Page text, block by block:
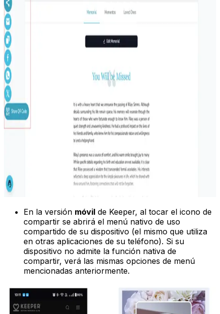
En la versión móvil de Keeper, al tocar el icono de
compartir se abrirá el menú nativo de uso
compartido de su dispositivo (el mismo que utiliza
en otras aplicaciones de su teléfono). Si su
dispositivo no admite la función nativa de
compartir, verá las mismas opciones de menú
mencionadas anteriormente.